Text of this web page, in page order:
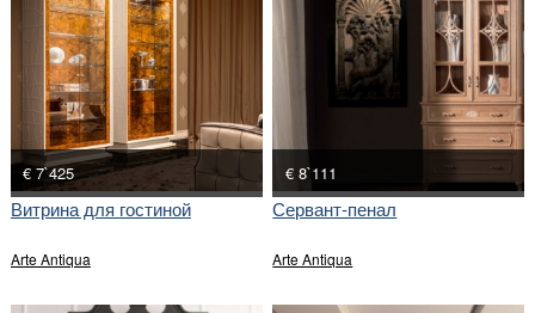
€ 7`425
Витрина для гостиной
Arte Antiqua
€ 8`111
Сервант-пенал
Arte Antiqua